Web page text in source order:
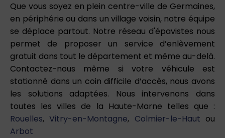
Que vous soyez en plein centre-ville de Germaines,
en périphérie ou dans un village voisin, notre équipe
se déplace partout. Notre réseau d'épavistes nous
permet de proposer un service d’enlèvement
gratuit dans tout le département et même au-delà.
Contactez-nous même si votre véhicule est
stationné dans un coin difficile d’accès, nous avons
les solutions adaptées. Nous intervenons dans
toutes les villes de la Haute-Marne telles que :
Rouelles,Vitry-en-Montagne, Colmier-le-Haut ou
Arbot